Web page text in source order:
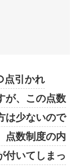
点引かれ
が、この点数
は少ないので
点数制度の内
付いてしまっ